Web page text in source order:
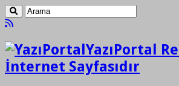
YazıPortal
İnternet Sayfasıdır